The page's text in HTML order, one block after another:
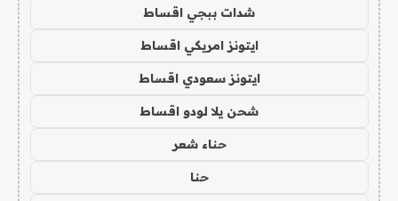
شدات ببجي اقساط
ايتونز امريكي اقساط
ايتونز سعودي اقساط
شحن يلا لودو اقساط
حناء شعر
حنا